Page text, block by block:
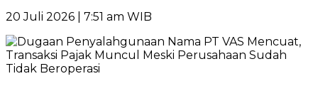
20 Juli 2026 | 7:51 am WIB